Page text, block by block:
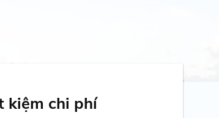
kiệm chi phí